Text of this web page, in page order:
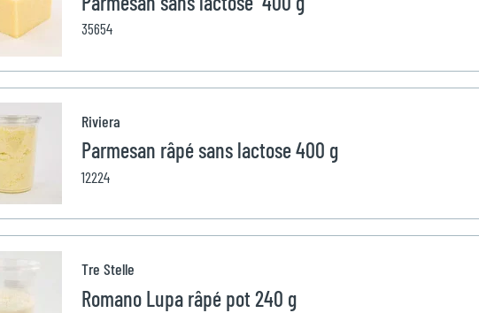
35654
Riviera
Parmesan râpé sans lactose 400 g
12224
Tre Stelle
Romano Lupa râpé pot 240 g